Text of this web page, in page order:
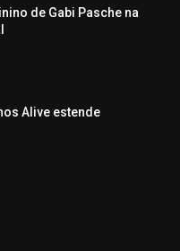
de Gabi Pasche na
Alive estende